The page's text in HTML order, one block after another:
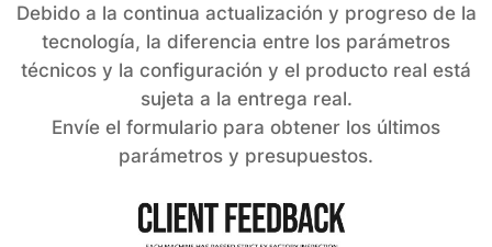
Debido a la continua actualización y progreso de la
tecnología, la diferencia entre los parámetros
técnicos y la configuración y el producto real está
sujeta a la entrega real.
Envíe el formulario para obtener los últimos
parámetros y presupuestos.